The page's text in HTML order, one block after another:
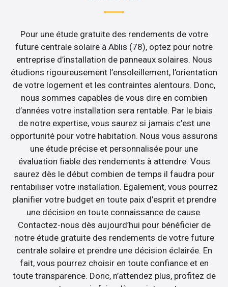
Pour une étude gratuite des rendements de votre
future centrale solaire à Ablis (78), optez pour notre
entreprise d’installation de panneaux solaires. Nous
étudions rigoureusement l’ensoleillement, l’orientation
de votre logement et les contraintes alentours. Donc,
nous sommes capables de vous dire en combien
d’années votre installation sera rentable. Par le biais
de notre expertise, vous saurez si jamais c’est une
opportunité pour votre habitation. Nous vous assurons
une étude précise et personnalisée pour une
évaluation fiable des rendements à attendre. Vous
saurez dès le début combien de temps il faudra pour
rentabiliser votre installation. Egalement, vous pourrez
planifier votre budget en toute paix d’esprit et prendre
une décision en toute connaissance de cause.
Contactez-nous dès aujourd’hui pour bénéficier de
notre étude gratuite des rendements de votre future
centrale solaire et prendre une décision éclairée. En
fait, vous pourrez choisir en toute confiance et en
toute transparence. Donc, n’attendez plus, profitez de